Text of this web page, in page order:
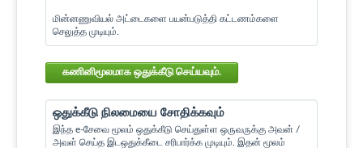
மின்னணுவியல் அட்டைகளை பயன்படுத்தி கட்டணம்களை
செலுத்த முடியும்.
கணினிமூலமாக ஒதுக்கீடு செய்யவும்.
ஒதுக்கீடு நிலமையை சோதிக்கவும்
இந்த e-சேவை மூலம் ஒதுக்கீடு செய்துள்ள ஒருவருக்கு அவன் /
அவள் செய்த இடஒதுக்கீடை சரிபார்க்க முடியும். இதன் மூலம்